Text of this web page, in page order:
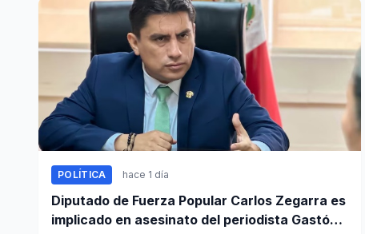
POLÍTICA hace 1 día
Diputado de Fuerza Popular Carlos Zegarra es
implicado en asesinato del periodista Gastón